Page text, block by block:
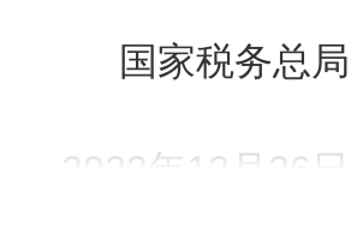
国家税务总局
2023年12月26日